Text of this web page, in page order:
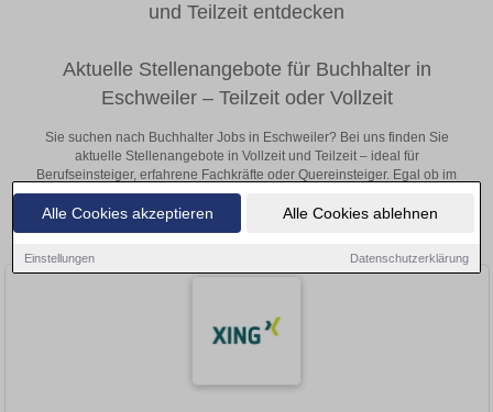
Alle Cookies akzeptieren Alle Cookies ablehnen
Einstellungen Datenschutzerklärung
und Teilzeit entdecken
Aktuelle Stellenangebote für Buchhalter in
Eschweiler – Teilzeit oder Vollzeit
Sie suchen nach Buchhalter Jobs in Eschweiler? Bei uns finden Sie
aktuelle Stellenangebote in Vollzeit und Teilzeit – ideal für
Berufseinsteiger, erfahrene Fachkräfte oder Quereinsteiger. Egal ob im
Büro, vor Ort oder remote: Entdecken Sie jetzt neue Chancen in Ihrer
Region und bewerben Sie sich direkt auf passende Buchhalter-Stellen
in Eschweiler!